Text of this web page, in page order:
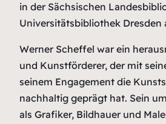
in der Sächsischen
Universitätsbibliothek Dresden
Werner Scheffel war ein
und Kunstförderer, der mit
seinem Engagement die
nachhaltig geprägt hat. Sein
als Grafiker, Bildhauer und